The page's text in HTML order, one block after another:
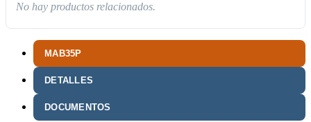
MAB35P
DETALLES
DOCUMENTOS
No hay productos relacionados.